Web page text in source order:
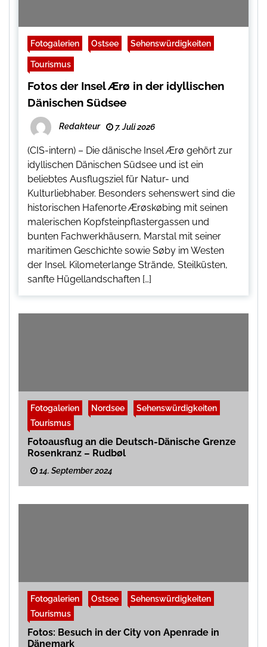
Fotogalerien Ostsee Sehenswürdigkeiten
Tourismus
Fotos der Insel Ærø in der idyllischen
Dänischen Südsee
Redakteur 7. Juli 2026
(CIS-intern) – Die dänische Insel Ærø gehört zur
idyllischen Dänischen Südsee und ist ein
beliebtes Ausflugsziel für Natur- und
Kulturliebhaber. Besonders sehenswert sind die
historischen Hafenorte Ærøskøbing mit seinen
malerischen Kopfsteinpflastergassen und
bunten Fachwerkhäusern, Marstal mit seiner
maritimen Geschichte sowie Søby im Westen
der Insel. Kilometerlange Strände, Steilküsten,
sanfte Hügellandschaften […]
Fotogalerien Nordsee
Sehenswürdigkeiten
Tourismus
Fotoausflug an die Deutsch-Dänische Grenze
Rosenkranz – Rudbøl
14. September 2024
Fotogalerien Ostsee
Sehenswürdigkeiten
Tourismus
Fotos: Besuch in der City von Apenrade in
Dänemark